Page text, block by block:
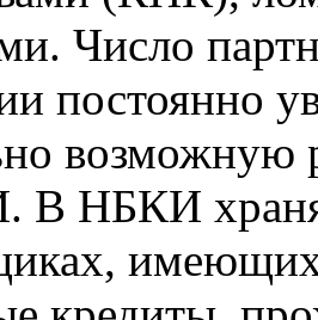
Число
постоянно
возможную
В НБКИ